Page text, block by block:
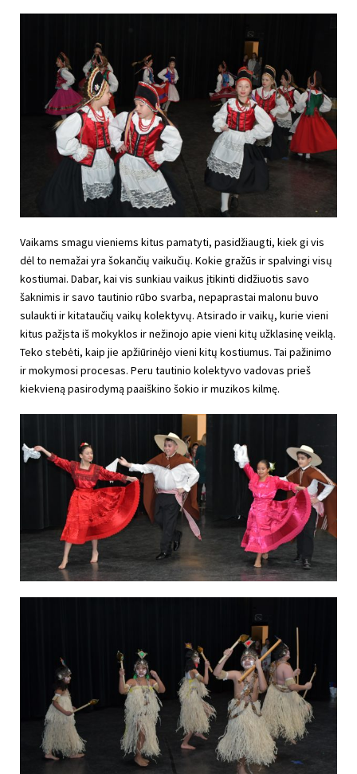
Vaikams smagu vieniems kitus pamatyti, pasidžiaugti, kiek gi vis
dėl to nemažai yra šokančių vaikučių. Kokie gražūs ir spalvingi visų
kostiumai. Dabar, kai vis sunkiau vaikus įtikinti didžiuotis savo
šaknimis ir savo tautinio rūbo svarba, nepaprastai malonu buvo
sulaukti ir kitataučių vaikų kolektyvų. Atsirado ir vaikų, kurie vieni
kitus pažįsta iš mokyklos ir nežinojo apie vieni kitų užklasinę veiklą.
Teko stebėti, kaip jie apžiūrinėjo vieni kitų kostiumus. Tai pažinimo
ir mokymosi procesas. Peru tautinio kolektyvo vadovas prieš
kiekvieną pasirodymą paaiškino šokio ir muzikos kilmę.